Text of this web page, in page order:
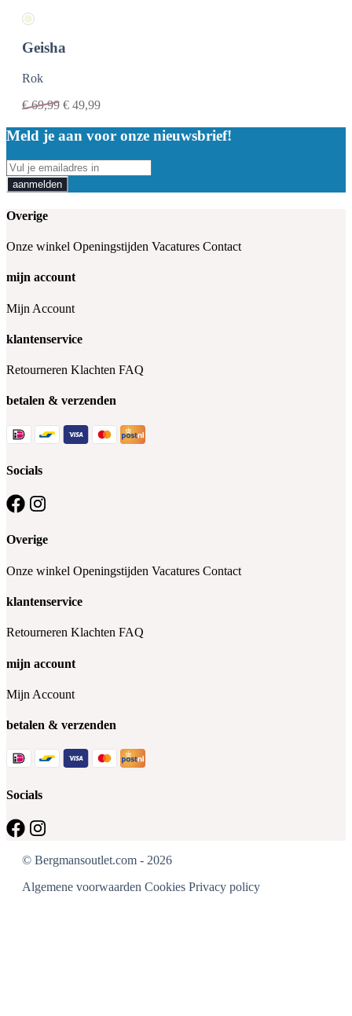
Geisha
Rok
€69,99 € 49,99
Meld je aan voor onze nieuwsbrief!
aanmelden
Overige
Onze winkel Openingstijden Vacatures Contact
mijn account
Mijn Account
klantenservice
Retourneren Klachten FAQ
betalen & verzenden
Socials
Overige
Onze winkel Openingstijden Vacatures Contact
klantenservice
Retourneren Klachten FAQ
mijn account
Mijn Account
betalen & verzenden
Socials
© Bergmansoutlet.com - 2026
Algemene voorwaarden Cookies Privacy policy